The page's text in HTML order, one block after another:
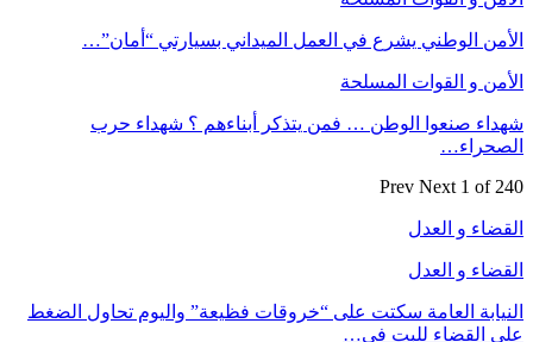
الأمن الوطني يشرع في العمل الميداني بسيارتي “أمان”…
الأمن و القوات المسلحة
شهداء صنعوا الوطن … فمن يتذكر أبناءهم ؟ شهداء حرب
الصحراء…
Prev Next 1 of 240
القضاء و العدل
القضاء و العدل
النيابة العامة سكتت على “خروقات فظيعة” واليوم تحاول الضغط
على القضاء للبت في…